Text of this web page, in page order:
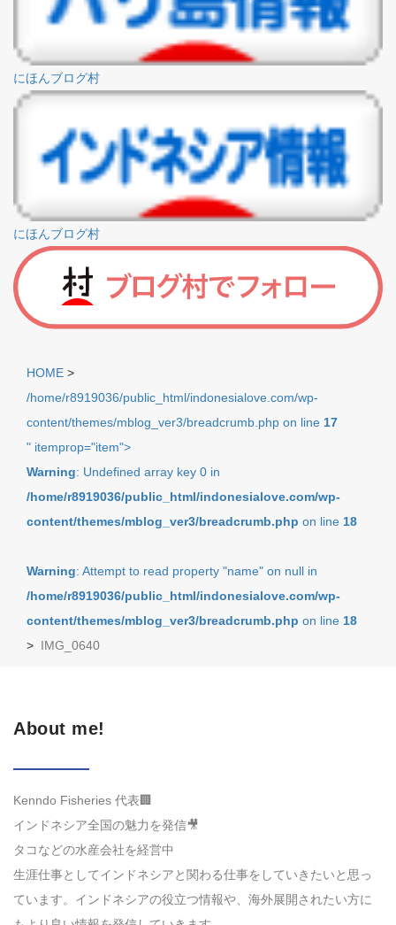
にほんブログ村
にほんブログ村
HOME >
/home/r8919036/public_html/indonesialove.com/wp-
content/themes/mblog_ver3/breadcrumb.php on line 17
" itemprop="item">
Warning: Undefined array key 0 in
/home/r8919036/public_html/indonesialove.com/wp-
content/themes/mblog_ver3/breadcrumb.php on line 18
Warning: Attempt to read property "name" on null in
/home/r8919036/public_html/indonesialove.com/wp-
content/themes/mblog_ver3/breadcrumb.php on line 18
> IMG_0640
About me!
Kenndo Fisheries 代表🏢
インドネシア全国の魅力を発信🎥
タコなどの水産会社を経営中
生涯仕事としてインドネシアと関わる仕事をしていきたいと思っ
ています。インドネシアの役立つ情報や、海外展開されたい方に